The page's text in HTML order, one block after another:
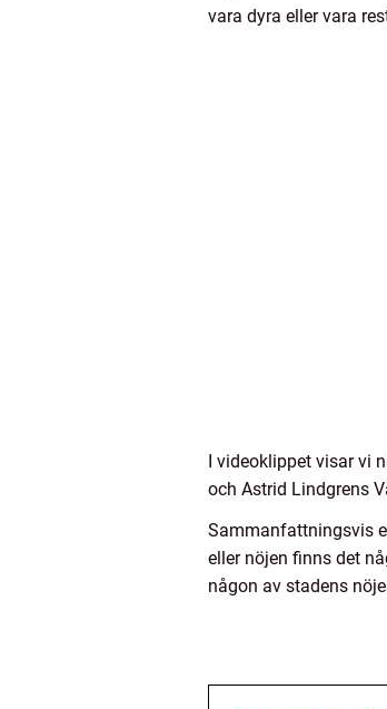
vara dyra eller vara
I videoklippet visar vi
och Astrid Lindgrens
Sammanfattningsvis
eller nöjen finns det
någon av stadens